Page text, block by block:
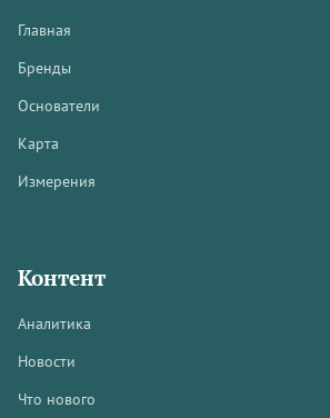
Главная
Бренды
Основатели
Карта
Измерения
Контент
Аналитика
Новости
Что нового